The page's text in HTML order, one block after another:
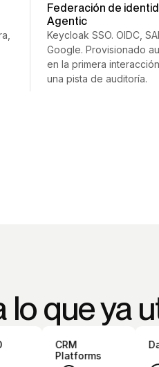
Federación de
Agentic
Keycloak SSO. OIDC,
Google. Provisionado
en la primera
una pista de auditoría.
que ya
CRM
Platforms